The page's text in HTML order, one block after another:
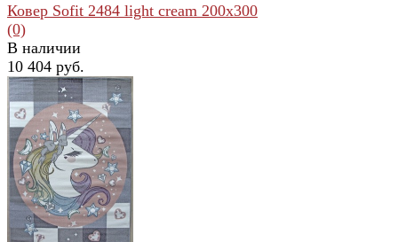
избранное сравнить
Ковер Sofit 2484 light cream 200x300
(0)
В наличии
10 404 руб.